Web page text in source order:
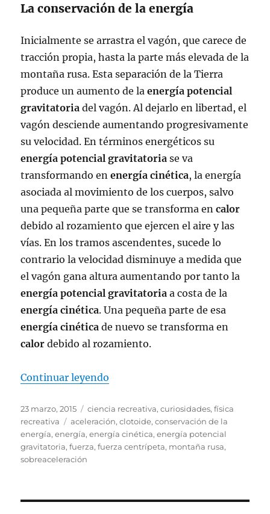
La conservación de la energía
Inicialmente se arrastra el vagón, que carece de
tracción propia, hasta la parte más elevada de la
montaña rusa. Esta separación de la Tierra
produce un aumento de laenergía potencial
gravitatoria del vagón. Al dejarlo en libertad, el
vagón desciende aumentando progresivamente
su velocidad. En términos energéticos su
energía potencial gravitatoria se va
transformando en energía cinética, la energía
asociada al movimiento de los cuerpos, salvo
una pequeña parte que se transforma encalor
debido al rozamiento que ejercen el aire y las
vías. En los tramos ascendentes, sucede lo
contrario la velocidad disminuye a medida que
el vagón gana altura aumentando por tanto la
energía potencial gravitatoria a costa de la
energía cinética. Una pequeña parte de esa
energía cinética de nuevo se transforma en
calor debido al rozamiento.
Continuar leyendo
Publicado
el
23 marzo, 2015 Categorías
ciencia recreativa,curiosidades,física
recreativa
Etiquetas
aceleración,clotoide,conservación de la
energía,energía,energía cinética,energía potencial
gravitatoria,fuerza,fuerza centrípeta, montaña rusa,
sobreaceleración